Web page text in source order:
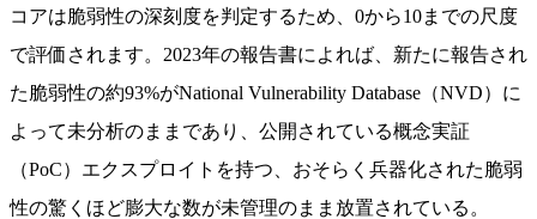
コアは脆弱性の深刻度を判定するため、0から10までの尺度
で評価されます。2023年の報告書によれば、新たに報告され
た脆弱性の約93%がNational Vulnerability Database（NVD）に
よって未分析のままであり、公開されている概念実証
（PoC）エクスプロイトを持つ、おそらく兵器化された脆弱
性の驚くほど膨大な数が未管理のまま放置されている。